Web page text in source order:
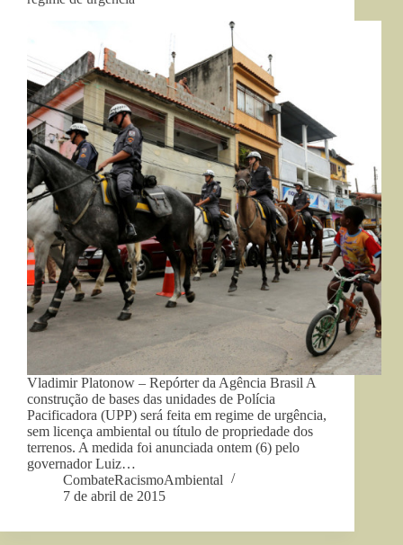
Vladimir Platonow – Repórter da Agência Brasil A
construção de bases das unidades de Polícia
Pacificadora (UPP) será feita em regime de urgência,
sem licença ambiental ou título de propriedade dos
terrenos. A medida foi anunciada ontem (6) pelo
governador Luiz…
CombateRacismoAmbiental
7 de abril de 2015